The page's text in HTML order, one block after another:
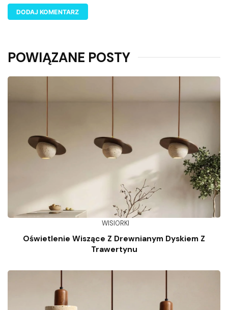
POWIĄZANE POSTY
WISIORKI
Oświetlenie Wiszące Z Drewnianym Dyskiem Z
Trawertynu